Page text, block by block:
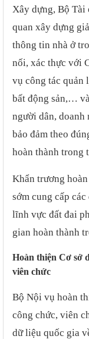
Xây dựng, Bộ Tài
quan xây dựng
thông tin nhà ở
nối, xác thực với
vụ công tác quản
bất động sản,…
người dân, doanh
bảo đảm theo
hoàn thành trong
Khẩn trương
sớm cung cấp
lĩnh vực đất đai
gian hoàn thành
Hoàn thiện Cơ sở
viên chức
Bộ Nội vụ hoàn
công chức, viên
dữ liệu quốc gia